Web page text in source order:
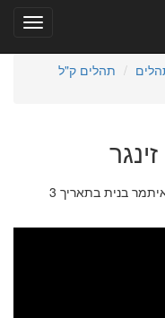
תהלים ק"ל
, הועלה ע"י איתמר בנית בתאריך 3